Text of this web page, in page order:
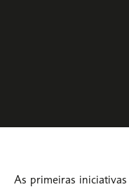
As primeiras